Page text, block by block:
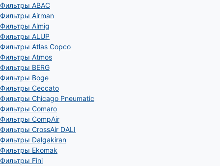
Фильтры ABAC
Фильтры Airman
Фильтры Almig
Фильтры ALUP
Фильтры Atlas Copco
Фильтры Atmos
Фильтры BERG
Фильтры Boge
Фильтры Ceccato
Фильтры Chicago Pneumatic
Фильтры Comaro
Фильтры CompAir
Фильтры CrossAir DALI
Фильтры Dalgakiran
Фильтры Ekomak
Фильтры Fini